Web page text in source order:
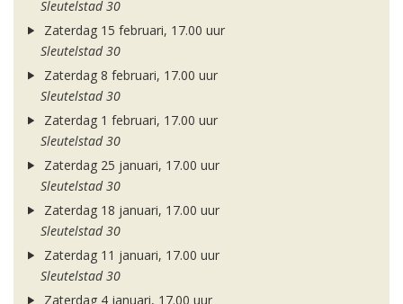
Sleutelstad 30
Zaterdag 15 februari, 17.00 uur
Sleutelstad 30
Zaterdag 8 februari, 17.00 uur
Sleutelstad 30
Zaterdag 1 februari, 17.00 uur
Sleutelstad 30
Zaterdag 25 januari, 17.00 uur
Sleutelstad 30
Zaterdag 18 januari, 17.00 uur
Sleutelstad 30
Zaterdag 11 januari, 17.00 uur
Sleutelstad 30
Zaterdag 4 januari, 17.00 uur